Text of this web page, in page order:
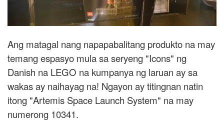
Ang matagal nang napapabalitang produkto na may
temang espasyo mula sa seryeng "Icons" ng
Danish na LEGO na kumpanya ng laruan ay sa
wakas ay naihayag na! Ngayon ay titingnan natin
itong "Artemis Space Launch System" na may
numerong 10341.